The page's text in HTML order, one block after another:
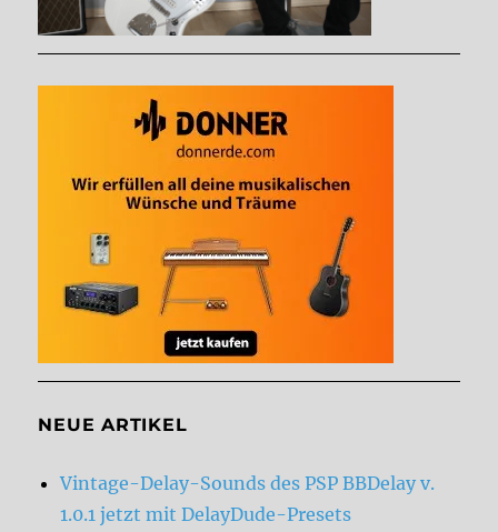
NEUE ARTIKEL
Vintage-Delay-Sounds des PSP BBDelay v.
1.0.1 jetzt mit DelayDude-Presets